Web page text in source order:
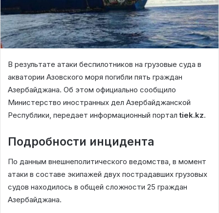
В результате атаки беспилотников на грузовые суда в
акватории Азовского моря погибли пять граждан
Азербайджана. Об этом официально сообщило
Министерство иностранных дел Азербайджанской
Республики, передает информационный порталtiek.kz.
Подробности инцидента
По данным внешнеполитического ведомства, в момент
атаки в составе экипажей двух пострадавших грузовых
судов находилось в общей сложности 25 граждан
Азербайджана.